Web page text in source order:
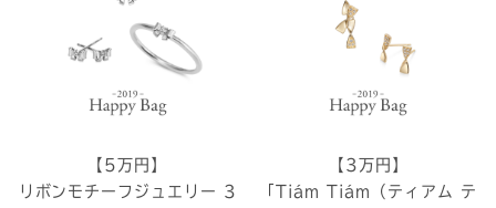
【5万円】
リボンモチーフジュエリー 3
【3万円】
「Tiám Tiám（ティアム テ